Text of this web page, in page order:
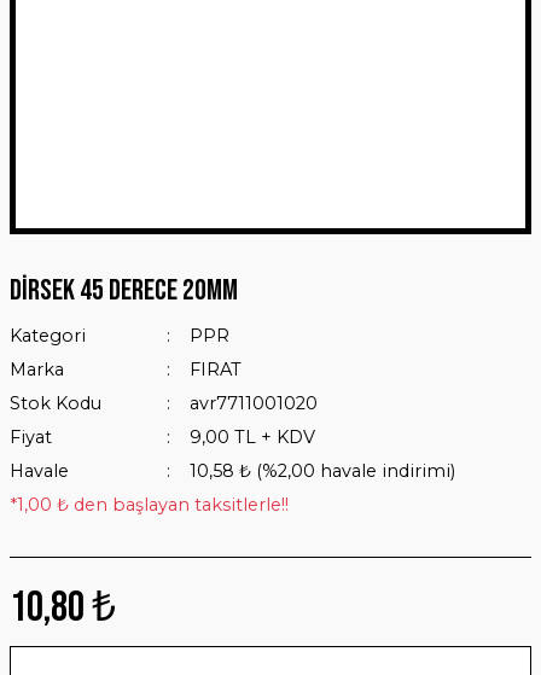
Dirsek 45 Derece 20mm
Kategori
PPR
Marka
FIRAT
Stok Kodu
avr7711001020
Fiyat
9,00 TL + KDV
Havale
10,58 ₺ (%2,00 havale indirimi)
*1,00 ₺ den başlayan taksitlerle!!
10,80 ₺